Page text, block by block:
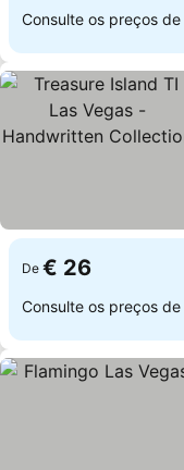
Consulte os preços de
De € 26
Consulte os preços de